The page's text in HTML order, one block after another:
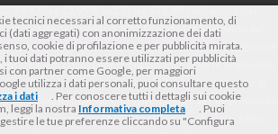
totale del credito € 800. Importo totale dovuto dal
media della prima rata a 90 giorni. Al fine di gestire
e di conoscere eventuali altre offerte disponibili,
di sottoscrivere il contratto, di prendere visione di
e contrattuali, facendo riferimento alle Informazioni
ai Consumatori (IEBCC) nel percorso online. Salvo
tecnici necessari al corretto funzionamento, di
(dati aggregati) con anonimizzazione dei dati
cookie di profilazione e per pubblicità mirata.
tuoi dati potranno essere utilizzati per pubblicità
con partner come Google, per maggiori
utilizza i dati personali, puoi consultare questo
i dati
. Per conoscere tutti i dettagli sui cookie
leggi la nostra Informativa completa
. Puoi
le tue preferenze cliccando su "Configura